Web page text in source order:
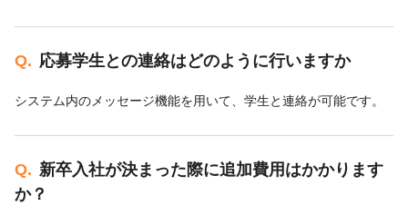
Q. 応募学生との連絡はどのように行いますか
システム内のメッセージ機能を用いて、学生と連絡が可能です。
Q. 新卒入社が決まった際に追加費用はかかります
か？